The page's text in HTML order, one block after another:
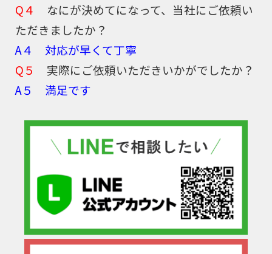
Q４
なにが決めてになって、当社にご依頼い
ただきましたか？
A４ 対応が早くて丁寧
Q５
実際にご依頼いただきいかがでしたか？
A５ 満足です